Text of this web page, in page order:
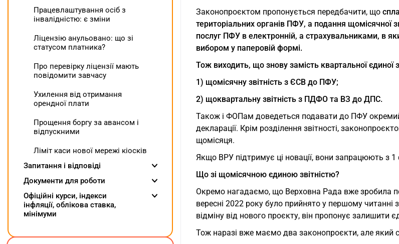
Працевлаштування осіб з
інвалідністю: є зміни
Ліцензію анульовано: що зі
статусом платника?
Про перевірку ліцензії мають
повідомити завчасу
Ухилення від отримання
орендної плати
Прощення боргу за авансом і
відпускними
Ліміт каси нової мережі кіосків
Запитання і відповіді
Документи для роботи
Oфіційні курси, індекcи
інфляції, облікова ставка,
мінімуми
Законопроєктом пропонується передбачити, що
територіальних органів ПФУ, а подання щомісячної
послуг ПФУ в електронній, а страхувальниками, в
вибором у паперовій формі.
Тож виходить, що знову замість квартальної єдиної
1) щомісячну звітність з ЄСВ до ПФУ;
2) щоквартальну звітність з ПДФО та ВЗ до ДПС.
Також і ФОПам доведеться подавати до ПФУ окремий
декларації. Крім розділення звітності,
щомісяця.
Якщо ВРУ підтримує ці новації, вони запрацюють з 1
Що зі щомісячною єдиною звітністю?
Окремо нагадаємо, що Верховна Рада вже зробила
вересні 2022 року було прийнято у першому
відміну від нового проєкту, він пропонує залишити
Тож наразі вже маємо два законопроєкти, але який